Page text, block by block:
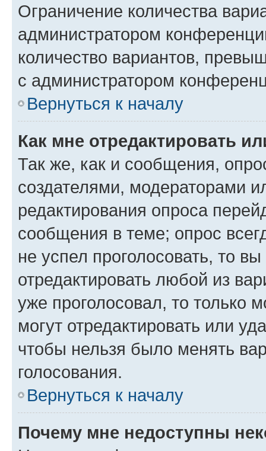
Ограничение количества
администратором
количество вариантов,
с администратором
Вернуться к началу
Как мне отредактировать
Так же, как и сообщения,
создателями, модераторами
редактирования опроса
сообщения в теме; опрос
не успел проголосовать, то
отредактировать любой из
уже проголосовал, то только
могут отредактировать или
чтобы нельзя было менять
голосования.
Вернуться к началу
Почему мне недоступны